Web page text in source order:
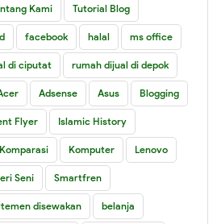
Kami Tutorial Blog
facebook halal ms office
di ciputat rumah dijual di depok
Adsense Asus Blogging
Flyer Islamic History
Komparasi Komputer Lenovo
Seni Smartfren
disewakan belanja